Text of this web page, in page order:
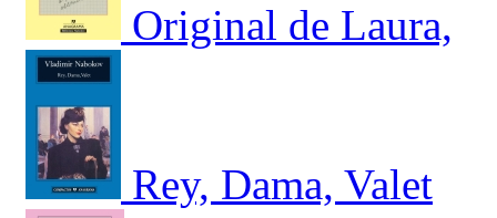
Original de Laura,
Rey, Dama, Valet